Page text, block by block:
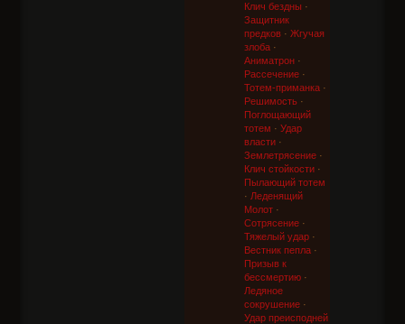
Клич бездны ·
Защитник
предков · Жгучая
злоба ·
Аниматрон ·
Рассечение ·
Тотем-приманка ·
Решимость ·
Поглощающий
тотем · Удар
власти ·
Землетрясение ·
Клич стойкости ·
Пылающий тотем
· Леденящий
Молот ·
Сотрясение ·
Тяжелый удар ·
Вестник пепла ·
Призыв к
бессмертию ·
Ледяное
сокрушение ·
Удар преисподней